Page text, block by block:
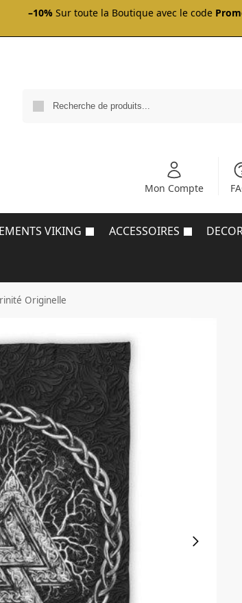
–10% Sur toute la Boutique avec le code
Mon Compte
VIKING ACCESSOIRES
Originelle